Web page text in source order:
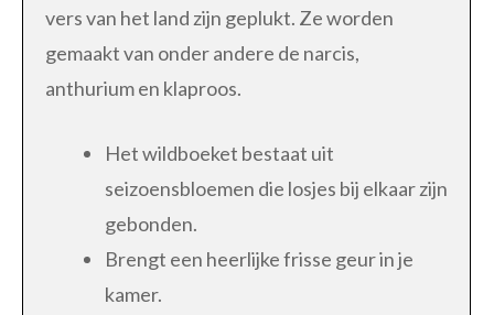
vers van het land zijn geplukt. Ze worden
gemaakt van onder andere de narcis,
anthurium en klaproos.
Het wildboeket bestaat uit
seizoensbloemen die losjes bij elkaar zijn
gebonden.
Brengt een heerlijke frisse geur in je
kamer.